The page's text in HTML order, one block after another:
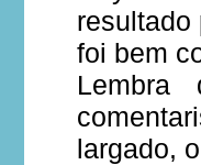
resultado
foi bem
largado,